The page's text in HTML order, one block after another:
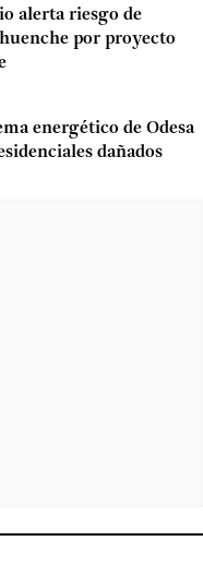
alerta riesgo de
por proyecto
energético de Odesa
dañados